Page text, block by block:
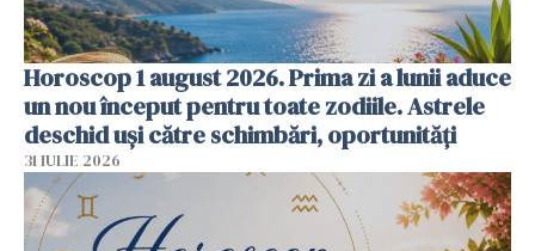
Horoscop 1 august 2026. Prima zi a lunii aduce
un nou început pentru toate zodiile. Astrele
deschid uși către schimbări, oportunități
31 IULIE 2026